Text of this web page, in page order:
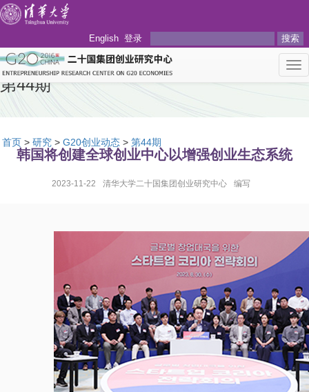
English 登录 搜索
第44期
首页 > 研究 > G20创业动态 > 第44期
韩国将创建全球创业中心以增强创业生态系统
2023-11-22 清华大学二十国集团创业研究中心 编写